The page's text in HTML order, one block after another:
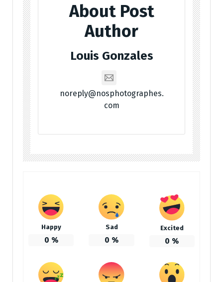
About Post
Author
Louis Gonzales
noreply@nosphotographes.
com
Happy
0 %
Sad
0 %
Excited
0 %